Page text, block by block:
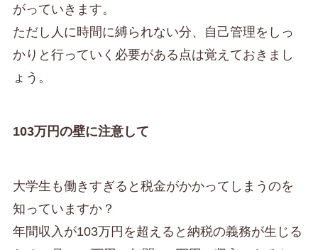
がっていきます。
ただし人に時間に縛られない分、自己管理をしっ
かりと行っていく必要がある点は覚えておきまし
ょう。
103万円の壁に注意して
大学生も働きすぎると税金がかかってしまうのを
知っていますか？
年間収入が103万円を超えると納税の義務が生じる